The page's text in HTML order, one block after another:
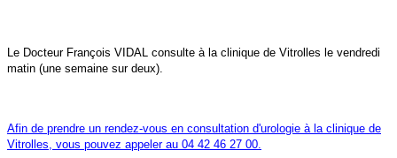
Le Docteur François VIDAL consulte à la clinique de Vitrolles le vendredi
matin (une semaine sur deux).
Afin de prendre un rendez-vous en consultation d'urologie à la clinique de
Vitrolles, vous pouvez appeler au 04 42 46 27 00.